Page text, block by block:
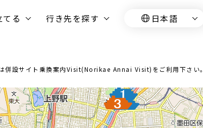
る 行き先を探す 日本語
併設サイト乗換案内Visit(Norikae Annai Visit)をご利用下さい。